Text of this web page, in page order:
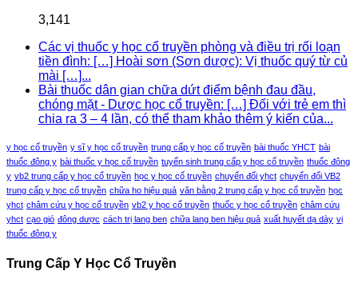
3,141
Các vị thuốc y học cổ truyền phòng và điều trị rối loạn
tiền đình: […] Hoài sơn (Sơn dược): Vị thuốc quý từ củ
mài […]...
Bài thuốc dân gian chữa dứt điểm bệnh đau đầu,
chóng mặt - Dược học cổ truyền: […] Đối với trẻ em thì
chia ra 3 – 4 lần, có thể tham khảo thêm ý kiến của...
y học cổ truyền y sĩ y học cổ truyền trung cấp y học cổ truyền bài thuốc YHCT bài
thuốc đông y bài thuốc y học cổ truyền tuyển sinh trung cấp y học cổ truyền thuốc đông
y vb2 trung cấp y học cổ truyền học y học cổ truyền chuyển đổi yhct chuyển đổi VB2
trung cấp y học cổ truyền chữa ho hiệu quả văn bằng 2 trung cấp y học cổ truyền học
yhct châm cứu y học cổ truyền vb2 y học cổ truyền thuốc y học cổ truyền châm cứu
yhct cạo gió đông dược cách trị lang ben chữa lang ben hiệu quả xuất huyết dạ dày vị
thuốc đông y
Trung Cấp Y Học Cổ Truyền